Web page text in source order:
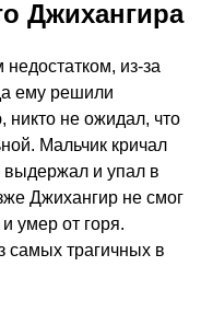
Джихангира
из-за
ему решили
никто не ожидал, что
Мальчик кричал
выдержал и упал в
Джихангир не смог
умер от горя.
самых трагичных в